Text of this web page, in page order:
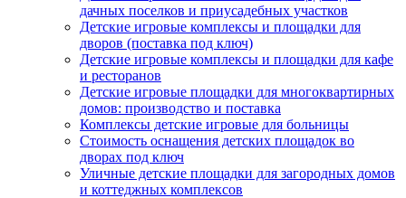
дачных поселков и приусадебных участков
Детские игровые комплексы и площадки для
дворов (поставка под ключ)
Детские игровые комплексы и площадки для кафе
и ресторанов
Детские игровые площадки для многоквартирных
домов: производство и поставка
Комплексы детские игровые для больницы
Стоимость оснащения детских площадок во
дворах под ключ
Уличные детские площадки для загородных домов
и коттеджных комплексов